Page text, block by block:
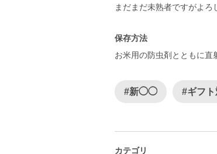
まだまだ未熟者ですがよろ
保存方法
お米用の防虫剤とともに直
#新◯◯ #ギフ
カテゴリ